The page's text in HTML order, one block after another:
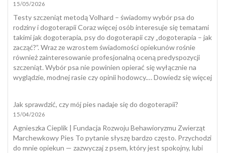
15/05/2026
Testy szczeniąt metodą Volhard – świadomy wybór psa do
rodziny i dogoterapii Coraz więcej osób interesuje się tematami
takimi jak dogoterapia, psy do dogoterapii czy „dogoterapia – jak
zacząć?”. Wraz ze wzrostem świadomości opiekunów rośnie
również zainteresowanie profesjonalną oceną predyspozycji
szczeniąt. Wybór psa nie powinien opierać się wyłącznie na
wyglądzie, modnej rasie czy opinii hodowcy.…Dowiedz się więcej:
Jak sprawdzić, czy mój pies nadaje się do dogoterapii?
15/04/2026
Agnieszka Cieplik | Fundacja Rozwoju Behawioryzmu Zwierząt
Marchewkowy Pies To pytanie słyszę bardzo często. Przychodzi
do mnie opiekun — zazwyczaj z psem, który jest spokojny, lubi